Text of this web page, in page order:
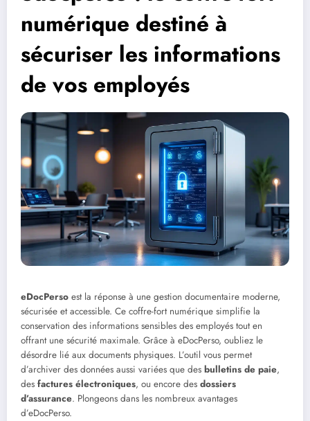
numérique destiné à
sécuriser les informations
de vos employés
eDocPerso est la réponse à une gestion documentaire moderne,
sécurisée et accessible. Ce coffre-fort numérique simplifie la
conservation des informations sensibles des employés tout en
offrant une sécurité maximale. Grâce à eDocPerso, oubliez le
désordre lié aux documents physiques. L’outil vous permet
d’archiver des données aussi variées que des bulletins de paie,
des factures électroniques, ou encore des dossiers
d’assurance. Plongeons dans les nombreux avantages
d’eDocPerso.